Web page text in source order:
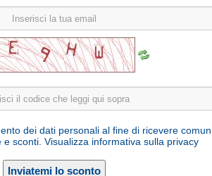
dei dati personali al fine di ricevere
sconti. Visualizza informativa sulla privacy
Cerca
Articoli religiosi
del 25 Dicembre 2019 a